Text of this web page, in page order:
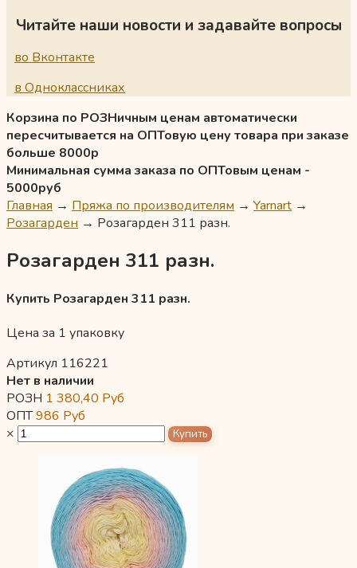
Читайте наши новости и задавайте вопросы
во Вконтакте
в Одноклассниках
Корзина по РОЗНичным ценам автоматически
пересчитывается на ОПТовую цену товара при заказе
больше 8000р
Минимальная сумма заказа по ОПТовым ценам -
5000руб
Главная → Пряжа по производителям → Yarnart →
Розагарден → Розагарден 311 разн.
Розагарден 311 разн.
Купить Розагарден 311 разн.
Цена за 1 упаковку
Артикул 116221
Нет в наличии
РОЗН 1 380,40 Руб
ОПТ986 Руб
×